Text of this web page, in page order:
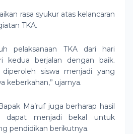
rasa syukur atas kelancaran
TKA.
pelaksanaan TKA dari hari
kedua berjalan dengan baik.
siswa menjadi yang
keberkahan,” ujarnya.
Ma’ruf juga berharap hasil
dapat menjadi bekal untuk
pendidikan berikutnya.